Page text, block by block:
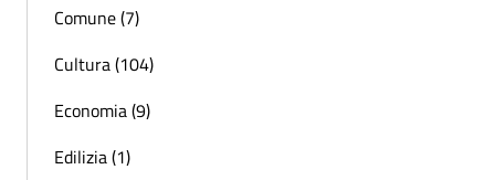
Comune (7)
Cultura (104)
Economia (9)
Edilizia (1)